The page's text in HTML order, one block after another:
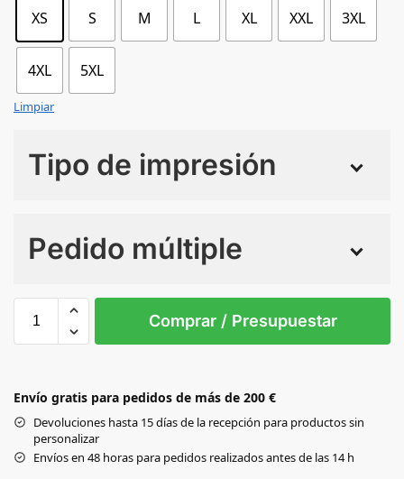
XS S M L XL XXL 3XL
4XL 5XL
Limpiar
Tipo de impresión
Pedido múltiple
XS
NAVY
Comprar / Presupuestar
Envío gratis para pedidos de más de 200 €
Devoluciones hasta 15 días de la recepción para productos sin
personalizar
Envíos en 48 horas para pedidos realizados antes de las 14 h